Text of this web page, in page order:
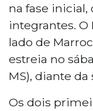
na fase
integrantes. O
lado de
estreia no
MS), diante
Os dois